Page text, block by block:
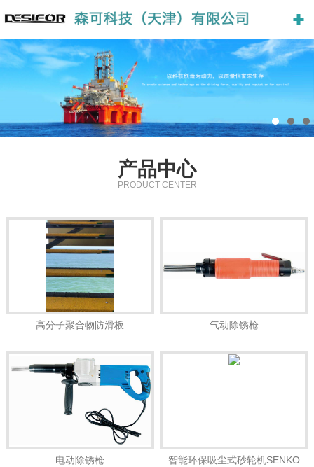
产品中心
PRODUCT CENTER
高分子聚合物防滑板 气动除锈枪
电动除锈枪
智能环保吸尘式砂轮机SENKO